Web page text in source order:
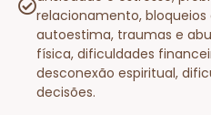
relacionamento, bloqueios
autoestima, traumas e
física, dificuldades
desconexão espiritual,
decisões.